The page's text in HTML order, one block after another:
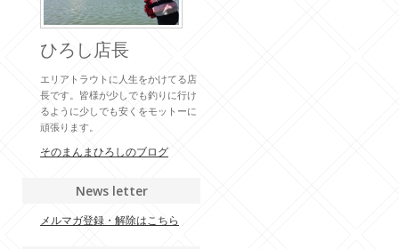
ひろし店長
エリアトラウトに人生をかけてる店
長です。皆様が少しでも釣りに行け
るように少しでも安くをモットーに
頑張ります。
そのまんまひろしのブログ
News letter
メルマガ登録・解除はこちら